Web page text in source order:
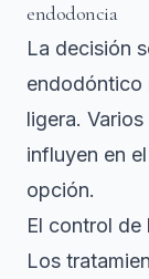
endodoncia
La decisión
endodóntico
ligera.
influyen en
opción.
El control de
Los